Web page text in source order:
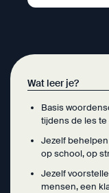
Wat leer je?
Basis
tijdens de les
Jezelf
op school, op
Jezelf
mensen, een